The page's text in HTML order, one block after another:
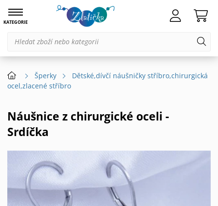
KATEGORIE
Šperky
Dětské,dívčí náušničky stříbro,chirurgická
ocel,zlacené stříbro
Náušnice z chirurgické oceli -
Srdíčka